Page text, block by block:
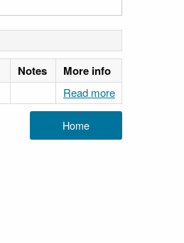
Notes More info
Read more